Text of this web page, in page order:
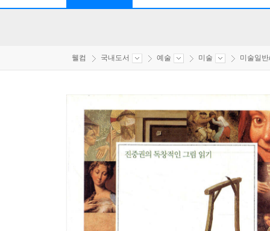
웰컴 국내도서 예술 미술 미술일